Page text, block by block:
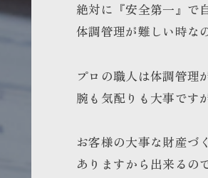
絶対に『安全第一』で
体調管理が難しい時な
プロの職人は体調管理
腕も気配りも大事です
お客様の大事な財産づ
ありますから出来るの